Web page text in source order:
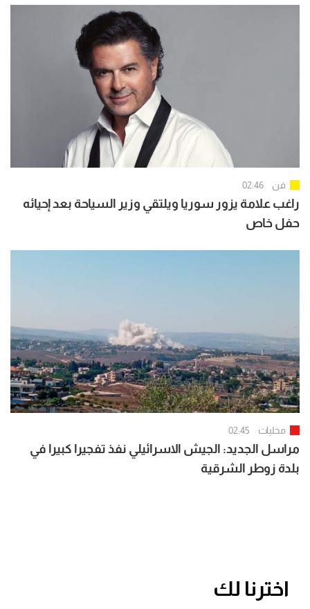
فن 02:46
راغب علامة يزور سوريا ويلتقي وزير السياحة بعد إحيائه
حفل خاص
محليات 02:45
مراسل الجديد: الجيش الاسرائيلي نفذ تفجيرا كبيرا في
بلدة زوطر الشرقية
اخترنا لك